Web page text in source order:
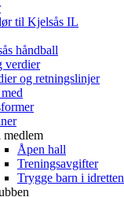
til Kjelsås IL
håndball
verdier
og retningslinjer
Åpen hall
Treningsavgifter
Trygge barn i idretten